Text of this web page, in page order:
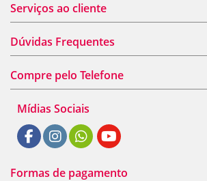
Serviços ao cliente
Dúvidas Frequentes
Compre pelo Telefone
Mídias Sociais
Formas de pagamento